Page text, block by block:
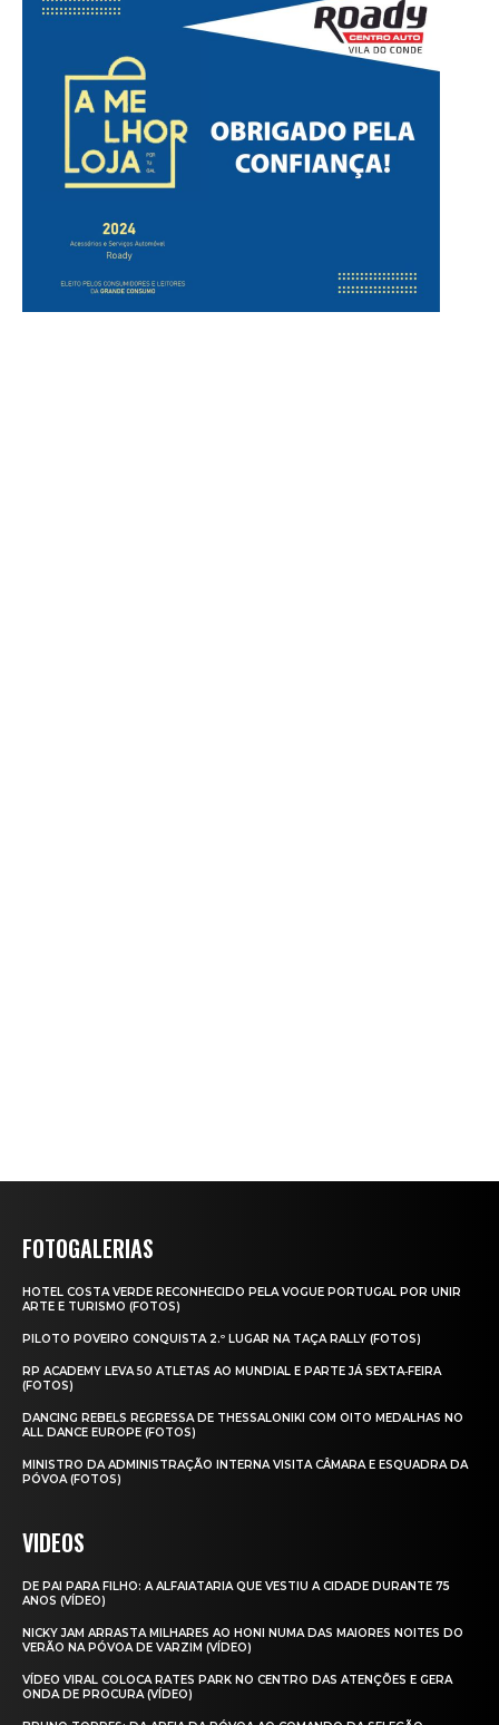
FOTOGALERIAS
HOTEL COSTA VERDE RECONHECIDO PELA VOGUE PORTUGAL POR UNIR
ARTE E TURISMO (FOTOS)
PILOTO POVEIRO CONQUISTA 2.º LUGAR NA TAÇA RALLY (FOTOS)
RP ACADEMY LEVA 50 ATLETAS AO MUNDIAL E PARTE JÁ SEXTA‑FEIRA
(FOTOS)
DANCING REBELS REGRESSA DE THESSALONIKI COM OITO MEDALHAS NO
ALL DANCE EUROPE (FOTOS)
MINISTRO DA ADMINISTRAÇÃO INTERNA VISITA CÂMARA E ESQUADRA DA
PÓVOA (FOTOS)
VIDEOS
DE PAI PARA FILHO: A ALFAIATARIA QUE VESTIU A CIDADE DURANTE 75
ANOS (VÍDEO)
NICKY JAM ARRASTA MILHARES AO HONI NUMA DAS MAIORES NOITES DO
VERÃO NA PÓVOA DE VARZIM (VÍDEO)
VÍDEO VIRAL COLOCA RATES PARK NO CENTRO DAS ATENÇÕES E GERA
ONDA DE PROCURA (VÍDEO)